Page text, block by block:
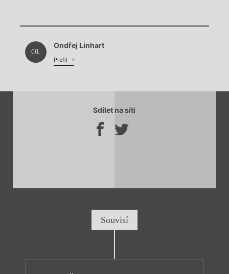
Načítá se.
Chviličku.
Načítá se.
OL
Ondřej Linhart
Profil
Sdílet na síti
Souvisí